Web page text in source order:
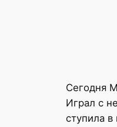
Сегодня
Играл с
ступила